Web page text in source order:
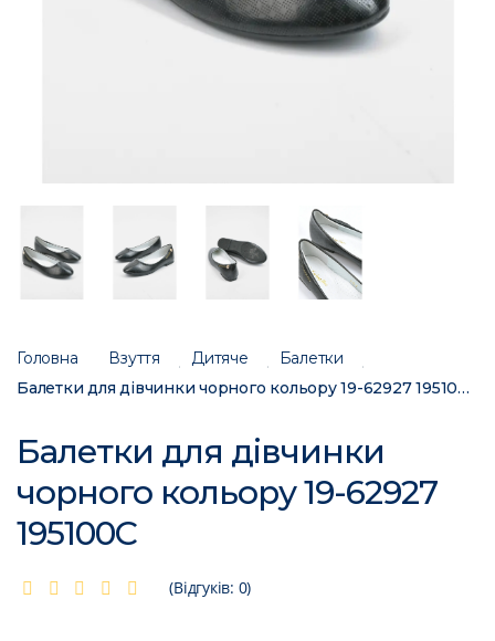
Головна Взуття Дитяче
Балетки
Балетки для дівчинки чорного кольору 19-62927 195100C
Балетки для дівчинки
чорного кольору 19-62927
195100C
(Відгуків: 0)